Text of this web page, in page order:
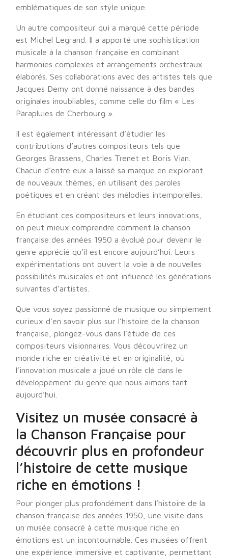
emblématiques de son style unique.
Un autre compositeur qui a marqué cette période
est Michel Legrand. Il a apporté une sophistication
musicale à la chanson française en combinant
harmonies complexes et arrangements orchestraux
élaborés. Ses collaborations avec des artistes tels que
Jacques Demy ont donné naissance à des bandes
originales inoubliables, comme celle du film « Les
Parapluies de Cherbourg ».
Il est également intéressant d’étudier les
contributions d’autres compositeurs tels que
Georges Brassens, Charles Trenet et Boris Vian.
Chacun d’entre eux a laissé sa marque en explorant
de nouveaux thèmes, en utilisant des paroles
poétiques et en créant des mélodies intemporelles.
En étudiant ces compositeurs et leurs innovations,
on peut mieux comprendre comment la chanson
française des années 1950 a évolué pour devenir le
genre apprécié qu’il est encore aujourd’hui. Leurs
expérimentations ont ouvert la voie à de nouvelles
possibilités musicales et ont influencé les générations
suivantes d’artistes.
Que vous soyez passionné de musique ou simplement
curieux d’en savoir plus sur l’histoire de la chanson
française, plongez-vous dans l’étude de ces
compositeurs visionnaires. Vous découvrirez un
monde riche en créativité et en originalité, où
l’innovation musicale a joué un rôle clé dans le
développement du genre que nous aimons tant
aujourd’hui.
Visitez un musée consacré à
la Chanson Française pour
découvrir plus en profondeur
l’histoire de cette musique
riche en émotions !
Pour plonger plus profondément dans l’histoire de la
chanson française des années 1950, une visite dans
un musée consacré à cette musique riche en
émotions est un incontournable. Ces musées offrent
une expérience immersive et captivante, permettant